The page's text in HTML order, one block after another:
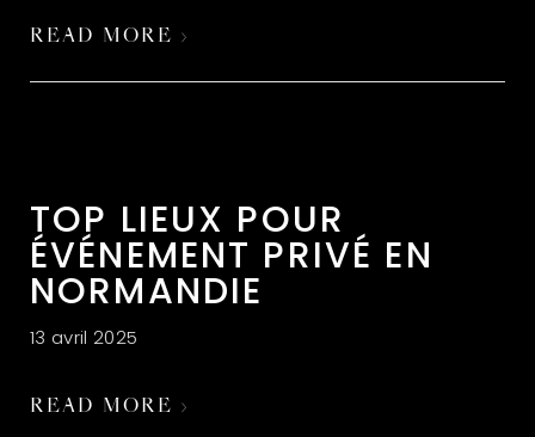
READ MORE ›
TOP LIEUX POUR
ÉVÉNEMENT PRIVÉ EN
NORMANDIE
13 avril 2025
READ MORE ›